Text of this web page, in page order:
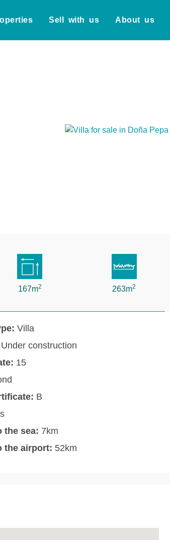
Sell with us About us
167m2 263m2
Villa
Under construction
15
B
the sea: 7km
the airport: 52km